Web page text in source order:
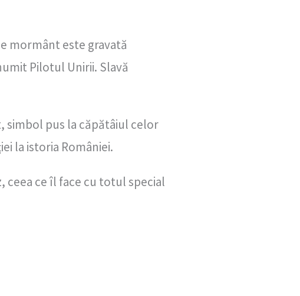
mormânt este gravată
Pilotul Unirii. Slavă
simbol pus la căpătâiul celor
la istoria României.
ceea ce îl face cu totul special